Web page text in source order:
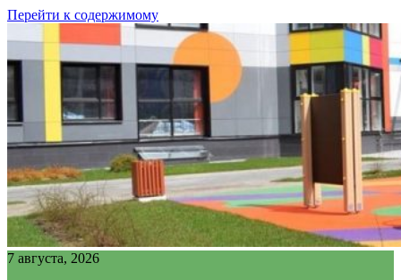
Перейти к содержимому
7 августа, 2026